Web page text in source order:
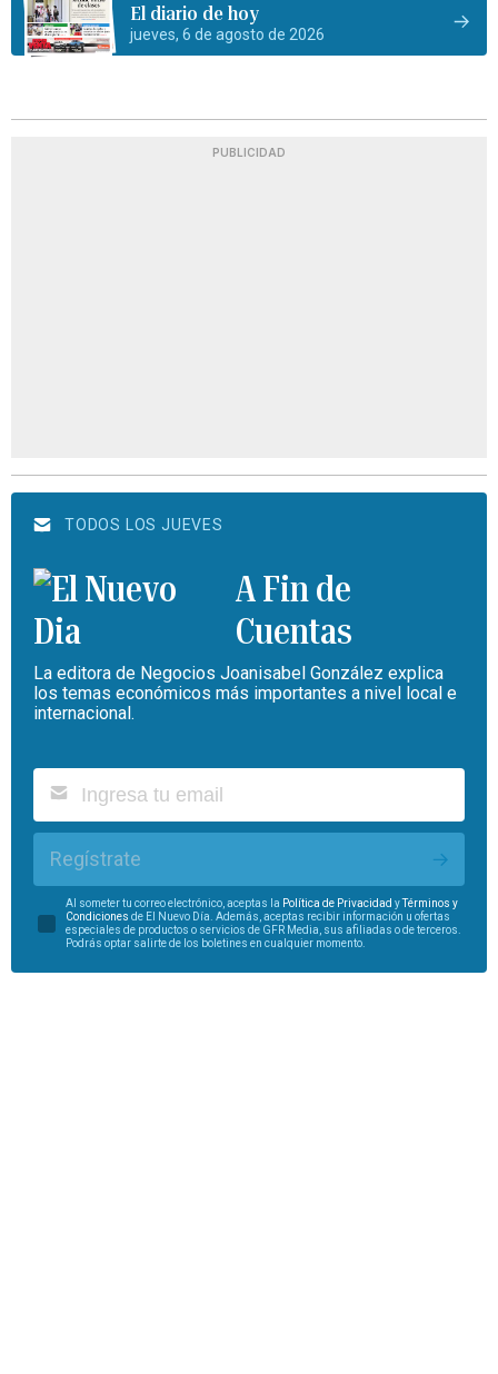
El diario de hoy
jueves, 6 de agosto de 2026
PUBLICIDAD
TODOS LOS JUEVES
A Fin de
Cuentas
La editora de Negocios Joanisabel González explica
los temas económicos más importantes a nivel local e
internacional.
Regístrate
Al someter tu correo electrónico, aceptas la Política de Privacidad yTérminos y
Condiciones de El Nuevo Día. Además, aceptas recibir información u ofertas
especiales de productos o servicios de GFR Media, sus afiliadas o de terceros.
Podrás optar salirte de los boletines en cualquier momento.